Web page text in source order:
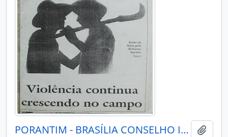
PORANTIM - BRASÍLIA CONSELHO INDIGENISTA MISSIONÁRIO - 1994 - Nº166